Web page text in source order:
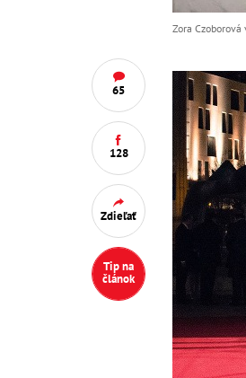
65
128
Zdieľať
Tip na
článok
Zora